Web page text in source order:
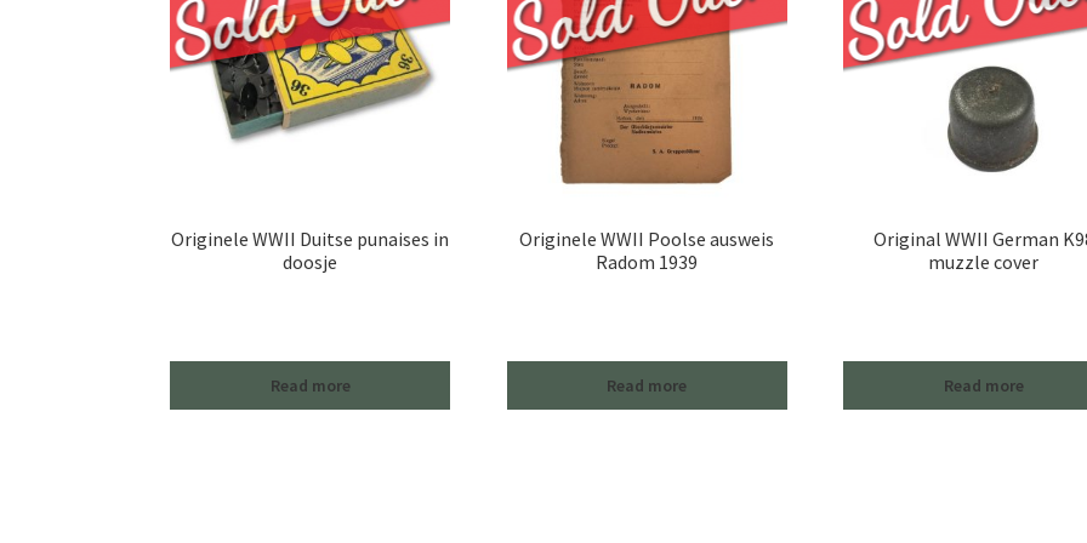
Originele WWII Duitse punaises in
doosje
Read more
Originele WWII Poolse ausweis
Radom 1939
Read more
Original WWII German
muzzle cover
Read more